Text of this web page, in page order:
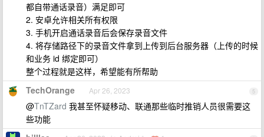
都自带通话录音）满足即可
2. 安卓允许相关所有权限
3. 手机开启通话录音后会保存录音文件
4. 将存储路径下的录音文件拿到上传到后台服务器（上传的时候
和业务 id 绑定即可）
整个过程就是这样，希望能有所帮助
5
TechOrange Apr 26, 2023
@TnTZard 我甚至怀疑移动、联通那些临时推销人员很需要这
些功能